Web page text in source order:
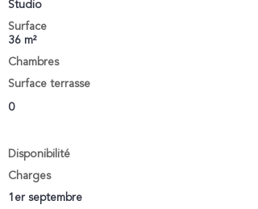
Studio
Surface
36 m²
Chambres
Surface terrasse
0
Disponibilité
Charges
1er septembre